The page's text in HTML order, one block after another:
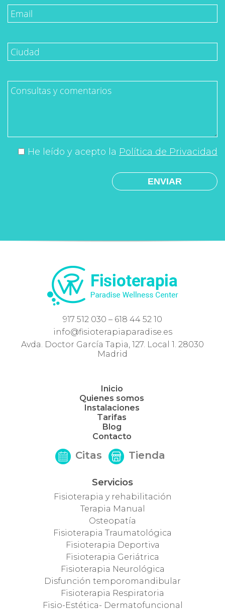
He leído y acepto la Política de Privacidad
917 512 030 – 618 44 52 10
info@fisioterapiaparadise.es
Avda. Doctor García Tapia, 127. Local 1. 28030
Madrid
Inicio
Quienes somos
Instalaciones
Tarifas
Blog
Contacto
Citas Tienda
Servicios
Fisioterapia y rehabilitación
Terapia Manual
Osteopatía
Fisioterapia Traumatológica
Fisioterapia Deportiva
Fisioterapia Geriátrica
Fisioterapia Neurológica
Disfunción temporomandibular
Fisioterapia Respiratoria
Fisio-Estética- Dermatofuncional